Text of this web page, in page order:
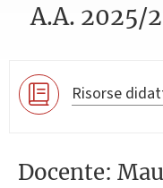
A.A. 2025/
Risorse
Docente: